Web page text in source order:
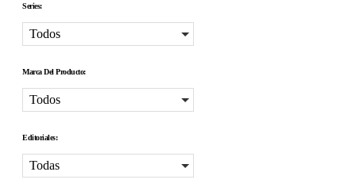
Series:
Todos
Marca Del Producto:
Todos
Editoriales:
Todas